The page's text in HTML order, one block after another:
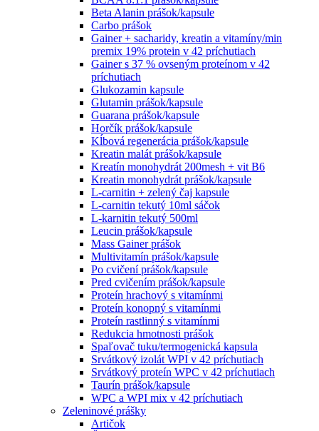
Beta Alanin prášok/kapsule
Carbo prášok
Gainer + sacharidy, kreatin a vitamíny/min
premix 19% protein v 42 príchutiach
Gainer s 37 % ovseným proteínom v 42
príchutiach
Glukozamin kapsule
Glutamin prášok/kapsule
Guarana prášok/kapsule
Horčík prášok/kapsule
Kĺbová regenerácia prášok/kapsule
Kreatin malát prášok/kapsule
Kreatín monohydrát 200mesh + vit B6
Kreatin monohydrát prášok/kapsule
L-carnitin + zelený čaj kapsule
L-carnitin tekutý 10ml sáčok
L-karnitin tekutý 500ml
Leucin prášok/kapsule
Mass Gainer prášok
Multivitamín prášok/kapsule
Po cvičení prášok/kapsule
Pred cvičením prášok/kapsule
Proteín hrachový s vitamínmi
Proteín konopný s vitamínmi
Proteín rastlinný s vitamínmi
Redukcia hmotnosti prášok
Spaľovač tuku/termogenická kapsula
Srvátkový izolát WPI v 42 príchutiach
Srvátkový proteín WPC v 42 príchutiach
Taurín prášok/kapsule
WPC a WPI mix v 42 príchutiach
Zeleninové prášky
Artičok